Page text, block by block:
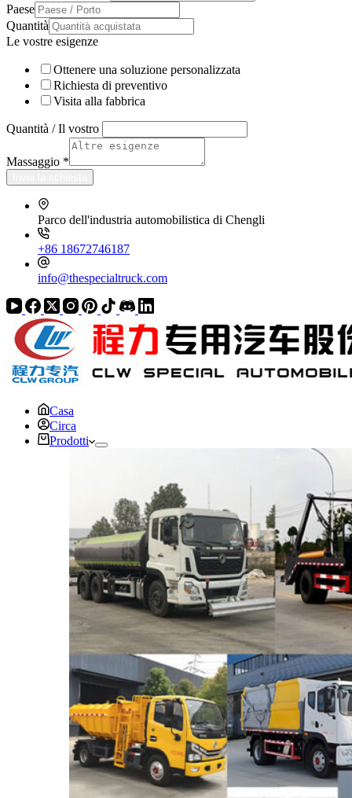
Paese
Quantità
Le vostre esigenze
Ottenere una soluzione personalizzata
Richiesta di preventivo
Visita alla fabbrica
Quantità / Il vostro
Massaggio *
Parco dell'industria automobilistica di Chengli
+86 18672746187
info@thespecialtruck.com
Casa
Circa
Prodotti